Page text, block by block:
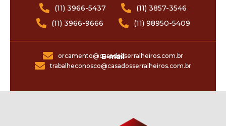
(11) 3966-5437
(11) 3857-3546
(11) 3966-9666
(11) 98950-5409
E-mail
orcamento@casadosserralheiros.com.br
trabalheconosco@casadosserralheiros.com.br